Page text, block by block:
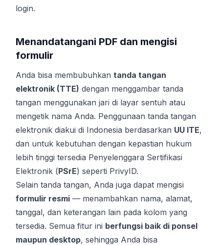
login.
Menandatangani PDF dan mengisi
formulir
Anda bisa membubuhkan tanda tangan
elektronik (TTE) dengan menggambar tanda
tangan menggunakan jari di layar sentuh atau
mengetik nama Anda. Penggunaan tanda tangan
elektronik diakui di Indonesia berdasarkan UU ITE,
dan untuk kebutuhan dengan kepastian hukum
lebih tinggi tersedia Penyelenggara Sertifikasi
Elektronik (PSrE) seperti PrivyID.
Selain tanda tangan, Anda juga dapat mengisi
formulir resmi — menambahkan nama, alamat,
tanggal, dan keterangan lain pada kolom yang
tersedia. Semua fitur ini berfungsi baik di ponsel
maupun desktop, sehingga Anda bisa